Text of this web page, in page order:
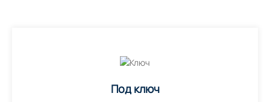
Под ключ